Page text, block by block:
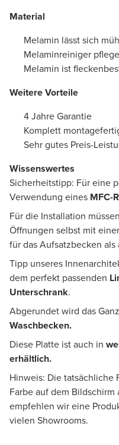
Material
Melamin lässt sich
Melaminreiniger
Melamin ist
Weitere Vorteile
4 Jahre Garantie
Komplett
Sehr gutes Preis-
Wissenswertes
Sicherheitstipp: Für eine
Verwendung eines MFC-
Für die Installation
Öffnungen selbst mit
für das Aufsatzbecken
Tipp unseres
dem perfekt passenden
Unterschrank.
Abgerundet wird das
Waschbecken.
Diese Platte ist auch in
erhältlich.
Hinweis: Die tatsächliche
Farbe auf dem
empfehlen wir eine
vielen Showrooms.